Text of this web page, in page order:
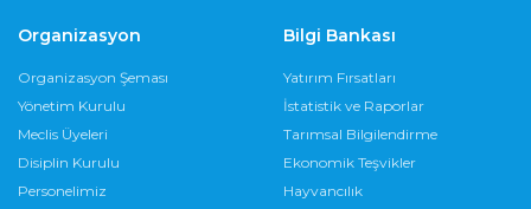
Organizasyon
Organizasyon Şeması
Yönetim Kurulu
Meclis Üyeleri
Disiplin Kurulu
Personelimiz
Bilgi Bankası
Yatırım Fırsatları
İstatistik ve Raporlar
Tarımsal Bilgilendirme
Ekonomik Teşvikler
Hayvancılık